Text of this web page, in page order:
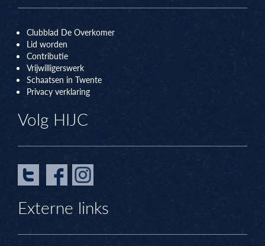
Clubblad De Overkomer
Lid worden
Contributie
Vrijwilligerswerk
Schaatsen in Twente
Privacy verklaring
Volg HIJC
Externe links